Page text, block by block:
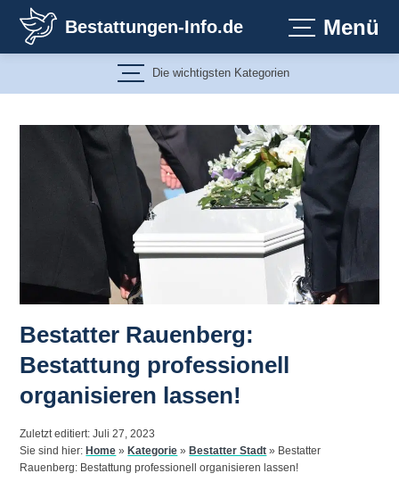
Inhalt
springen
Bestattungen-Info.de Menü
Die wichtigsten Kategorien
Bestatter Rauenberg:
Bestattung professionell
organisieren lassen!
Zuletzt editiert: Juli 27, 2023
Sie sind hier: Home » Kategorie » Bestatter Stadt » Bestatter
Rauenberg: Bestattung professionell organisieren lassen!